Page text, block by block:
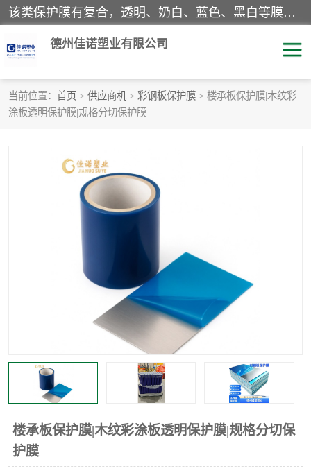
该类保护膜有复合，透明、奶白、蓝色、黑白等膜型。特高粘，高粘，中高粘，中粘，中低粘，低粘等。对于不同的粘力要求有相应的产品相适配。无胶渍残留污染。在较宽的收卷幅度下平整无皱纹，收卷长度大，利于机械化及自动化施工粘贴。为您的产品提供的表面保护解决方案。 产品广泛适用于：铝材、不锈钢、金属、塑料、电子、家电、家具、玻璃、化工材料、装饰材料等。
德州佳诺塑业有限公司
当前位置： 首页 > 供应商机 > 彩钢板保护膜 > 楼承板保护膜|木纹彩
涂板透明保护膜|规格分切保护膜
楼承板保护膜|木纹彩涂板透明保护膜|规格分切保
护膜
pe保护膜
纯黑保护膜
不绣钢板保护膜 两边上胶保护膜
铝板保护膜
不锈钢板保护膜 一次性隔离膜